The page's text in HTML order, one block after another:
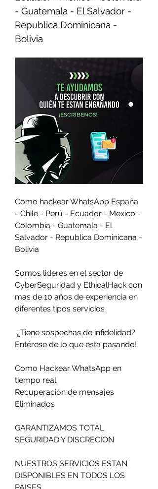
- Guatemala - El Salvador -
Republica Dominicana -
Bolivia
Como hackear WhatsApp España
- Chile - Perú - Ecuador - Mexico -
Colombia - Guatemala - El
Salvador - Republica Dominicana -
Bolivia
Somos lideres en el sector de
CyberSeguridad y EthicalHack con
mas de 10 años de experiencia en
Como Hackear WhatsApp en
tiempo real
Recuperación de mensajes
Eliminados
GARANTIZAMOS TOTAL
NUESTROS SERVICIOS ESTAN
DISPONIBLES EN TODOS LOS